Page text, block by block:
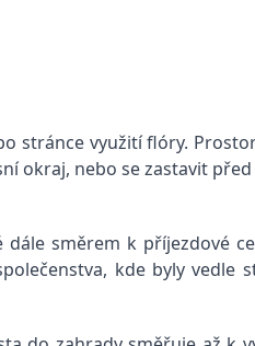
stránce využití flóry.
okraj, nebo se zastavit
směrem k příjezdové
kde byly vedle